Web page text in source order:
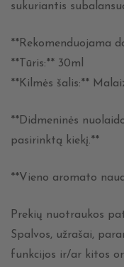
sukuriantis
**Rekomenduojama
**Tūris:** 30ml
**Kilmės šalis:**
**Didmeninės
pasirinktą kiekį.**
**Vieno aromato
Prekių nuotraukos
Spalvos, užrašai,
funkcijos ir/ar kitos